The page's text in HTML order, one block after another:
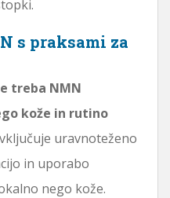
s praksami za
treba NMN
kože in rutino
uravnoteženo
in uporabo
nego kože.